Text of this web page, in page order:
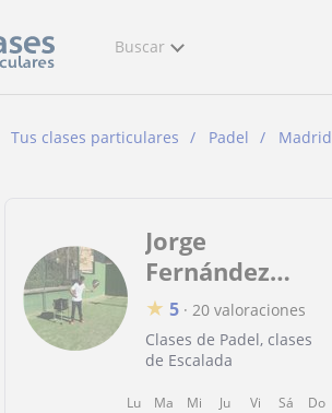
Buscar
Tus clases particulares Padel Madrid
Jorge
Fernández
Font
★ 5 · 20 valoraciones
Clases de Padel, clases
de Escalada
Lu Ma Mi Ju Vi Sá Do